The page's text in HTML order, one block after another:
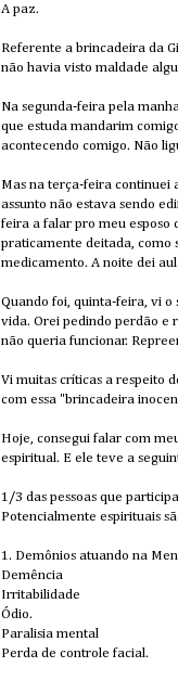
A paz.
Referente a brincadeira da
não havia visto maldade
Na segunda-feira pela
que estuda mandarim
acontecendo comigo. Não
Mas na terça-feira continuei
assunto não estava sendo
feira a falar pro meu esposo
praticamente deitada, como
medicamento. A noite dei
Quando foi, quinta-feira, vi o
vida. Orei pedindo perdão e
não queria funcionar.
Vi muitas críticas a respeito
com essa "brincadeira
Hoje, consegui falar com
espiritual. E ele teve a
1/3 das pessoas que
Potencialmente espirituais
1. Demônios atuando na
Demência
Irritabilidade
Ódio.
Paralisia mental
Perda de controle facial.